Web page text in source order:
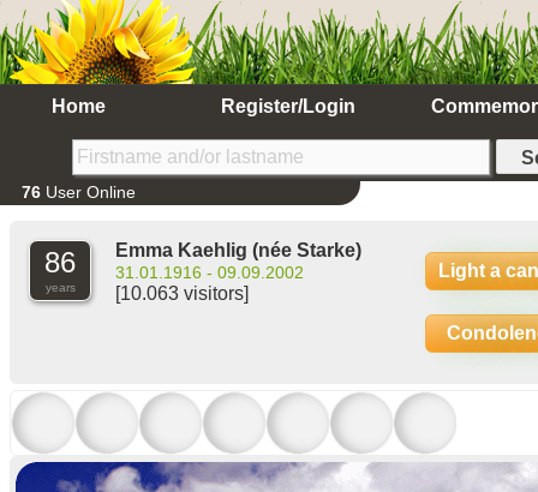
Home Register/Login
76 User Online
86
years
Emma Kaehlig (née Starke)
31.01.1916 - 09.09.2002
[10.063 visitors]
Light a